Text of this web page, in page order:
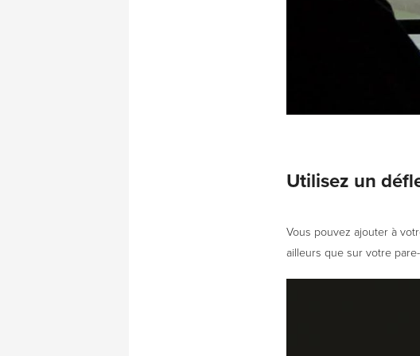
Utilisez un
Vous pouvez ajouter à
ailleurs que sur votre